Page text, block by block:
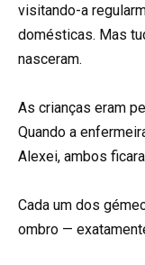
visitando-a
domésticas. Mas
nasceram.
As crianças eram
Quando a
Alexei, ambos
Cada um dos
ombro —